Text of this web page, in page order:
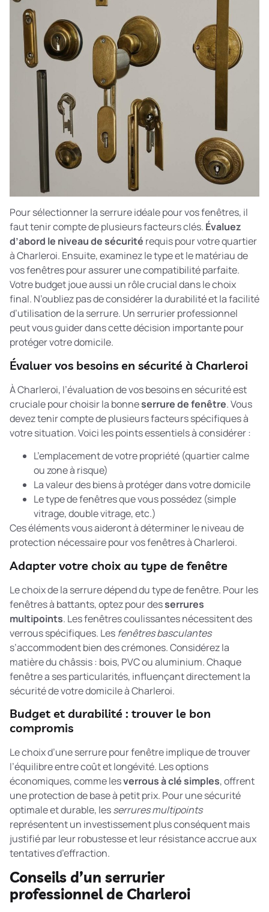
Pour sélectionner la serrure idéale pour vos fenêtres, il
faut tenir compte de plusieurs facteurs clés. Évaluez
d’abord le niveau de sécurité requis pour votre quartier
à Charleroi. Ensuite, examinez le type et le matériau de
vos fenêtres pour assurer une compatibilité parfaite.
Votre budget joue aussi un rôle crucial dans le choix
final. N’oubliez pas de considérer la durabilité et la facilité
d’utilisation de la serrure. Un serrurier professionnel
peut vous guider dans cette décision importante pour
protéger votre domicile.
Évaluer vos besoins en sécurité à Charleroi
À Charleroi, l’évaluation de vos besoins en sécurité est
cruciale pour choisir la bonneserrure de fenêtre. Vous
devez tenir compte de plusieurs facteurs spécifiques à
votre situation. Voici les points essentiels à considérer :
L’emplacement de votre propriété (quartier calme
ou zone à risque)
La valeur des biens à protéger dans votre domicile
Le type de fenêtres que vous possédez (simple
vitrage, double vitrage, etc.)
Ces éléments vous aideront à déterminer le niveau de
protection nécessaire pour vos fenêtres à Charleroi.
Adapter votre choix au type de fenêtre
Le choix de la serrure dépend du type de fenêtre. Pour les
fenêtres à battants, optez pour desserrures
multipoints. Les fenêtres coulissantes nécessitent des
verrous spécifiques. Les fenêtres basculantes
s’accommodent bien des crémones. Considérez la
matière du châssis : bois, PVC ou aluminium. Chaque
fenêtre a ses particularités, influençant directement la
sécurité de votre domicile à Charleroi.
Budget et durabilité : trouver le bon
compromis
Le choix d’une serrure pour fenêtre implique de trouver
l’équilibre entre coût et longévité. Les options
économiques, comme lesverrous à clé simples, offrent
une protection de base à petit prix. Pour une sécurité
optimale et durable, lesserrures multipoints
représentent un investissement plus conséquent mais
justifié par leur robustesse et leur résistance accrue aux
tentatives d’effraction.
Conseils d’un serrurier
professionnel de Charleroi